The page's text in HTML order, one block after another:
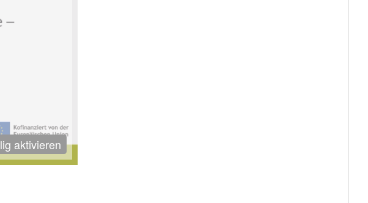
aktivieren